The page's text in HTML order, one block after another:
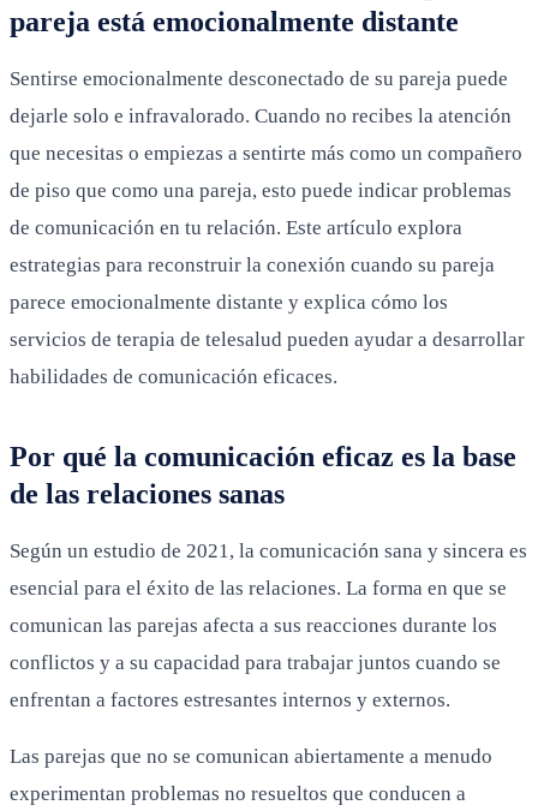
pareja está emocionalmente distante
Sentirse emocionalmente desconectado de su pareja puede
dejarle solo e infravalorado. Cuando no recibes la atención
que necesitas o empiezas a sentirte más como un compañero
de piso que como una pareja, esto puede indicar problemas
de comunicación en tu relación. Este artículo explora
estrategias para reconstruir la conexión cuando su pareja
parece emocionalmente distante y explica cómo los
servicios de terapia de telesalud pueden ayudar a desarrollar
habilidades de comunicación eficaces.
Por qué la comunicación eficaz es la base
de las relaciones sanas
Según un estudio de 2021, la comunicación sana y sincera es
esencial para el éxito de las relaciones. La forma en que se
comunican las parejas afecta a sus reacciones durante los
conflictos y a su capacidad para trabajar juntos cuando se
enfrentan a factores estresantes internos y externos.
Las parejas que no se comunican abiertamente a menudo
experimentan problemas no resueltos que conducen a